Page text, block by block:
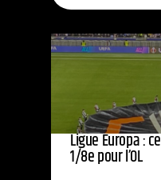
Ligue Europa :
1/8e pour l’OL